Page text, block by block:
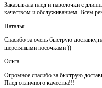
Заказывала плед и наволочки с
качеством и обслуживанием. Всем
Наталья
Спасибо за очень быструю
шерстяными носочками ))
Ольга
Огромное спасибо за быструю
Плед отличного качества!!!